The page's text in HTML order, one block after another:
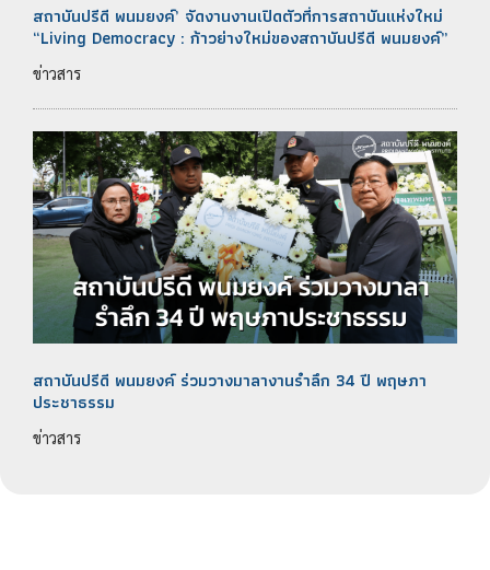
สถาบันปรีดี พนมยงค์’ จัดงานงานเปิดตัวที่การสถาบันแห่งใหม่
“Living Democracy : ก้าวย่างใหม่ของสถาบันปรีดี พนมยงค์”
ข่าวสาร
สถาบันปรีดี​ พนม​ยงค์ ร่วมวางมาลางาน​รำลึก 34 ปี พฤษภา​
ประชา​ธรรม​
ข่าวสาร